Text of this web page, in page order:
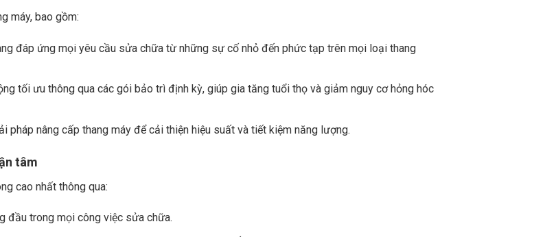
máy, bao gồm:
đáp ứng mọi yêu cầu sửa chữa từ những sự cố nhỏ đến phức tạp trên mọi loại thang
tối ưu thông qua các gói bảo trì định kỳ, giúp gia tăng tuổi thọ và giảm nguy cơ hỏng hóc
pháp nâng cấp thang máy để cải thiện hiệu suất và tiết kiệm năng lượng.
tâm
cao nhất thông qua:
đầu trong mọi công việc sửa chữa.